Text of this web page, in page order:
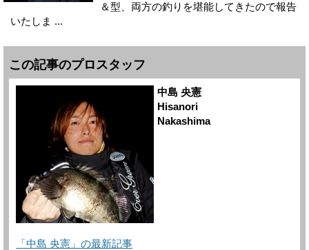
＆型、両方の釣りを堪能してきたので報告
いたしま ...
この記事のプロスタッフ
中島 央憲
Hisanori
Nakashima
「中島 央憲」の最新記事